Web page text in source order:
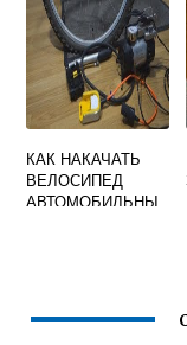
КАК НАКАЧАТЬ
ВЕЛОСИПЕД
АВТОМОБИЛЬНЫ